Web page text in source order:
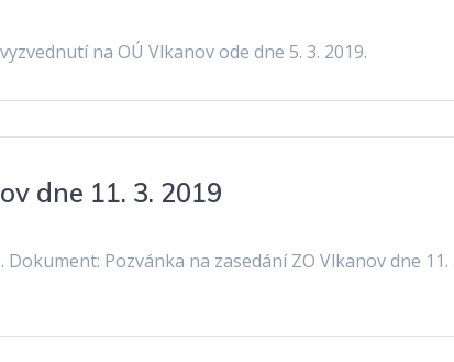
na OÚ Vlkanov ode dne 5. 3. 2019.
dne 11. 3. 2019
Pozvánka na zasedání ZO Vlkanov dne 11.